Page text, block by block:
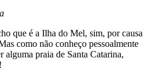
que é a Ilha do Mel, sim, por causa
como não conheço pessoalmente
alguma praia de Santa Catarina,